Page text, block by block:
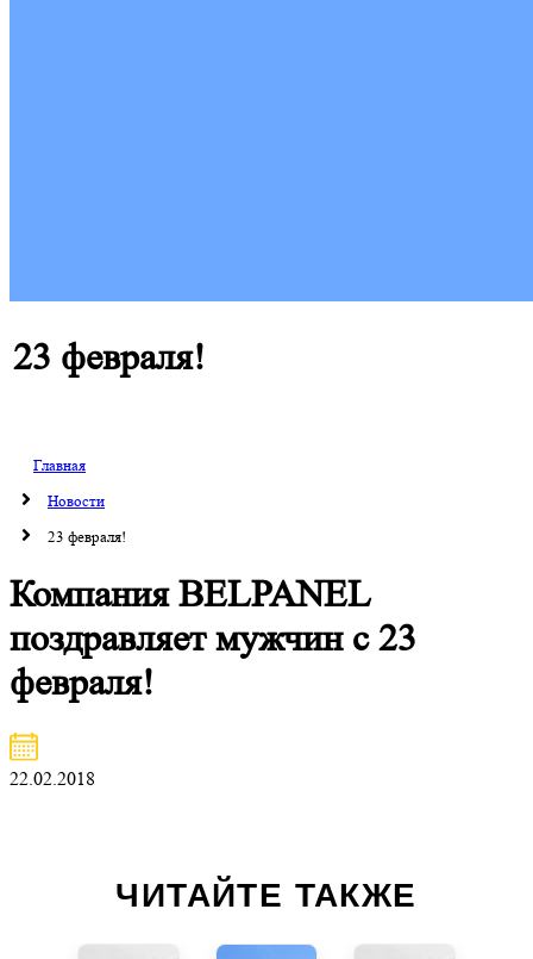
23 февраля!
Главная
Новости
23 февраля!
Компания BELPANEL
поздравляет мужчин с 23
февраля!
22.02.2018
ЧИТАЙТЕ ТАКЖЕ